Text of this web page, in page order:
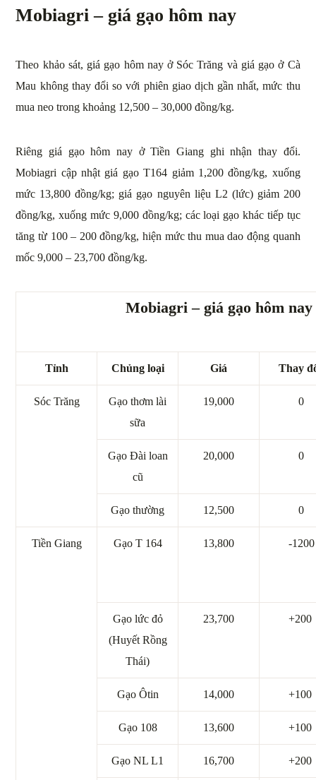
Mobiagri – giá gạo hôm nay
Theo khảo sát, giá gạo hôm nay ở Sóc Trăng và giá gạo ở Cà
Mau không thay đổi so với phiên giao dịch gần nhất, mức thu
mua neo trong khoảng 12,500 – 30,000 đồng/kg.
Riêng giá gạo hôm nay ở Tiền Giang ghi nhận thay đổi.
Mobiagri cập nhật giá gạo T164 giảm 1,200 đồng/kg, xuống
mức 13,800 đồng/kg; giá gạo nguyên liệu L2 (lức) giảm 200
đồng/kg, xuống mức 9,000 đồng/kg; các loại gạo khác tiếp tục
tăng từ 100 – 200 đồng/kg, hiện mức thu mua dao động quanh
mốc 9,000 – 23,700 đồng/kg.
Mobiagri – giá gạo hôm nay
Tỉnh Chủng loại Giá Thay
Sóc Trăng
Gạo thơm lài
sữa
19,000 0
Gạo Đài loan
cũ
20,000 0
Gạo thường 12,500 0
Tiền Giang Gạo T 164 13,800 -1200
Gạo lức đỏ
(Huyết Rồng
Thái)
23,700 +200
Gạo Ôtin 14,000 +100
Gạo 108 13,600 +100
Gạo NL L1 16,700 +200